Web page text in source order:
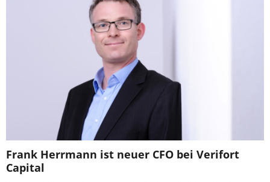
Frank Herrmann ist neuer CFO bei Verifort
Capital